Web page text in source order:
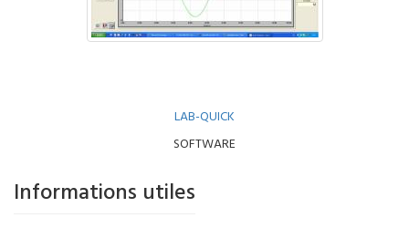
LAB-QUICK
SOFTWARE
Informations utiles